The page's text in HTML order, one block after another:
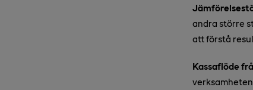
andra större
att förstå
Kassaflöde